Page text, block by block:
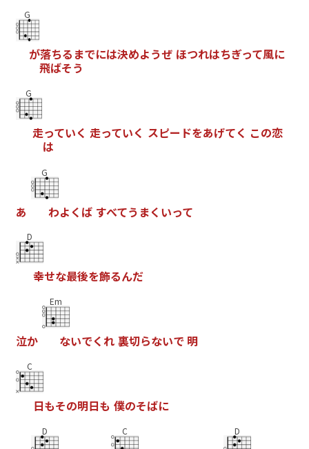
G
が落ちる までには決めようぜ ほつれはちぎって風に
飛ばそう
G
走っていく 走っていく スピー ドをあげてく この恋
は
あ
G
わよ く ば すべてう まく いって
D
幸せな最後を飾るんだ
泣か
Em
ないでく れ 裏切らないで 明
C
日もその明日も 僕のそばに
D C D